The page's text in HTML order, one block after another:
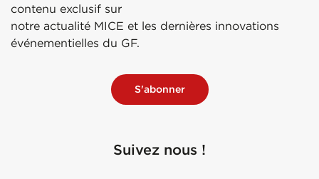
contenu exclusif sur
notre actualité MICE et les dernières innovations
événementielles du GF.
S'abonner
Suivez nous !